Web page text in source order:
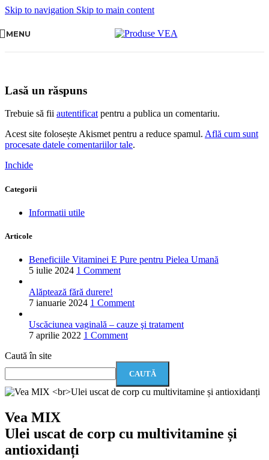
Skip to navigation Skip to main content
MENU
Lasă un răspuns
Trebuie să fii autentificatpentru a publica un comentariu.
Acest site folosește Akismet pentru a reduce spamul. Află cum sunt
procesate datele comentariilor tale.
Inchide
Categorii
Informatii utile
Articole
Beneficiile Vitaminei E Pure pentru Pielea Umană
5 iulie 2024 1 Comment
Alăptează fără durere!
7 ianuarie 2024 1 Comment
Uscăciunea vaginală – cauze şi tratament
7 aprilie 2022 1 Comment
Caută în site
CAUTĂ
Vea MIX
Ulei uscat de corp cu multivitamine și
antioxidanți